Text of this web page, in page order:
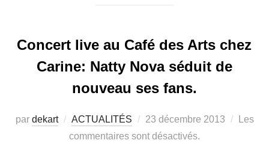
Concert live au Café des Arts chez
Carine: Natty Nova séduit de
nouveau ses fans.
par dekart ACTUALITÉS 23 décembre 2013
Les
commentaires sont désactivés.